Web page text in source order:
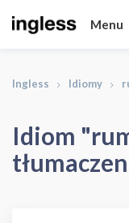
Menu
Ingless Idiomy
Idiom